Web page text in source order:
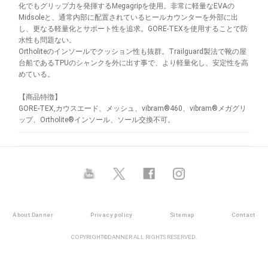
化でもグリップ力を発揮するMegagripを使用。非常に軽量なEVAの
Midsoleと、通常内部に配置されているヒールカウンターを外部に出
し、更なる軽量化とサポート性を追求。GORE-TEXを使用することで防
水性も問題ない。
Ortholiteのインソールでクッション性も抜群。Trailguard製法で靴の屋
台船であるTPUのシャンクを外に出す事で、より軽量化し、安定性を高
めている。
【商品特徴】
GORE-TEX,カウスエード、メッシュ、vibram®460、vibram®メガグリ
ップ、Ortholite®インソール、ソール交換不可。
About Danner Privacy policy Sitemap Contact
COPYRIGHT©DANNER ALL RIGHTS RESERVED.